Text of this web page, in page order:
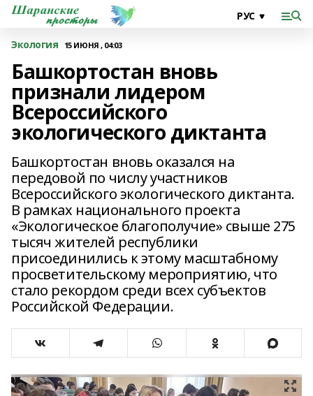
Экология 15 ИЮНЯ , 04:03
Башкортостан вновь
признали лидером
Всероссийского
экологического диктанта
Башкортостан вновь оказался на
передовой по числу участников
Всероссийского экологического диктанта.
В рамках национального проекта
«Экологическое благополучие» свыше 275
тысяч жителей республики
присоединились к этому масштабному
просветительскому мероприятию, что
стало рекордом среди всех субъектов
Российской Федерации.